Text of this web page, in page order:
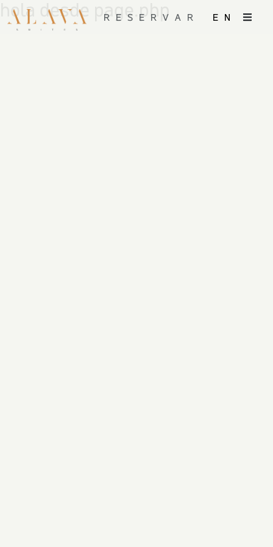
RESERVAR EN
hola desde page.php